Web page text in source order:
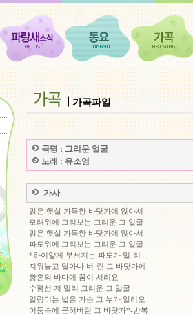
가곡파일
곡명 : 그리운 얼굴
노래 : 유소영
가사
맑은 햇살 가득한 바닷가에 앉아서
모래위에 그려보는 그리운 그 얼굴
맑은 햇살 가득한 바닷가에 앉아서
파도위에 그려보는 그리운 그 얼굴
*하이얗게 부서지는 파도가 밀-려
지워놓고 달아나 버-린 그 바닷가에
황혼의 바다에 꿈이 서려요
수평선 저 멀리 그리운 그 얼굴
일렁이는 넓은 가슴 그 누가 알리오
어둠속에 묻혀버린 그 바닷가*-반복